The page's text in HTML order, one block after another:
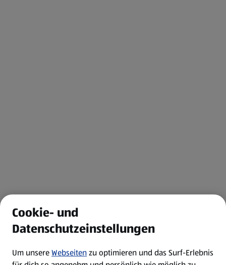
Cookie- und
Datenschutzeinstellungen
Um unsereWebseitenzu optimieren und das Surf-Erlebnis